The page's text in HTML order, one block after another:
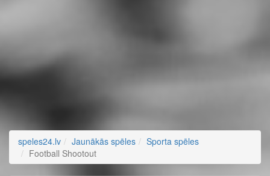
speles24.lv Jaunākās spēles
Sporta spēles
Football Shootout